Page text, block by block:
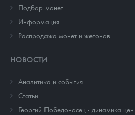
Подбор монет
Информация
Распродажа монет и жетонов
НОВОСТИ
Аналитика и события
Cтатьи
Георгий Победоносец - динамика цен